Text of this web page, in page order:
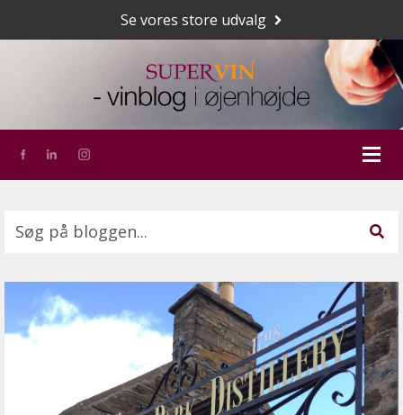
Se vores store udvalg
Dette er et søgefelt med en tilknyttet funktion for